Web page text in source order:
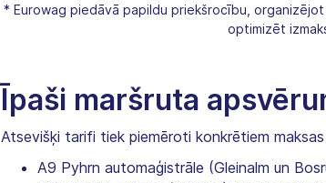
* Eurowag piedāvā papildu priekšrocību,
optimizēt
Īpaši maršruta
Atsevišķi tarifi tiek piemēroti konkrētiem
A9 Pyhrn automaģistrāle (Gleinalm un